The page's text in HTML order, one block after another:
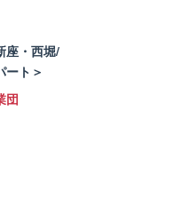
・西堀/
ト＞
団